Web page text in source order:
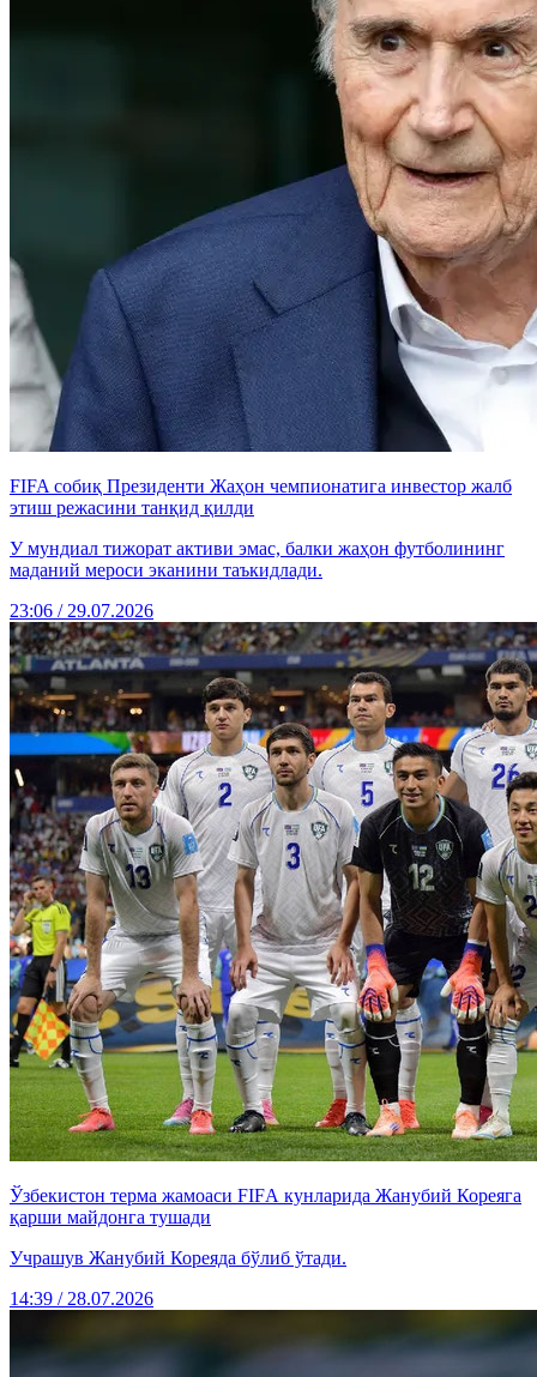
FIFA собиқ Президенти Жаҳон чемпионатига инвестор жалб
этиш режасини танқид қилди
У мундиал тижорат активи эмас, балки жаҳон футболининг
маданий мероси эканини таъкидлади.
23:06 / 29.07.2026
Ўзбекистон терма жамоаси FIFА кунларида Жанубий Кореяга
қарши майдонга тушади
Учрашув Жанубий Кореяда бўлиб ўтади.
14:39 / 28.07.2026